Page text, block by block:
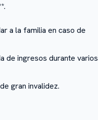
a la familia en caso de
de ingresos durante varios
gran invalidez.